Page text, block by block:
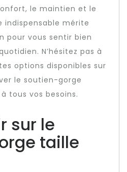
le maintien et le
indispensable mérite
pour vous sentir bien
N’hésitez pas à
options disponibles sur
le soutien-gorge
tous vos besoins.
sur le
taille